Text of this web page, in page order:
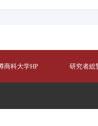
商科大学HP 研究者総